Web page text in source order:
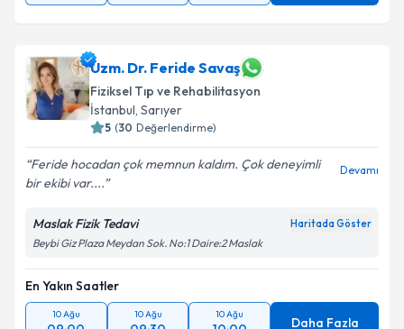
Uzm. Dr. Feride Savaş
Fiziksel Tıp ve Rehabilitasyon
İstanbul, Sarıyer
5 (30 Değerlendirme)
Feride hocadan çok memnun kaldım. Çok deneyimli
bir ekibi var....
Devamı
Maslak Fizik Tedavi Haritada Göster
Beybi Giz Plaza Meydan Sok. No:1 Daire:2 Maslak
En Yakın Saatler
10 Ağu 10 Ağu 10 Ağu
Daha Fazla